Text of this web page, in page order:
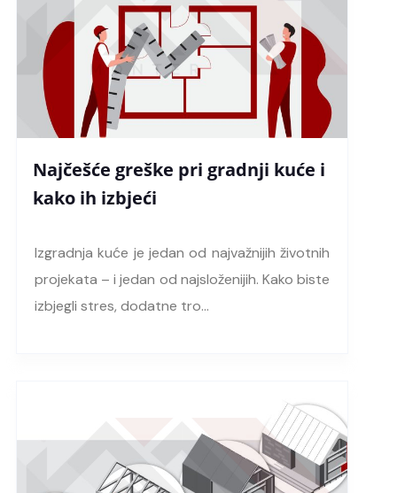
Najčešće greške pri gradnji kuće i
kako ih izbjeći
Izgradnja kuće je jedan od najvažnijih životnih
projekata – i jedan od najsloženijih. Kako biste
izbjegli stres, dodatne tro…